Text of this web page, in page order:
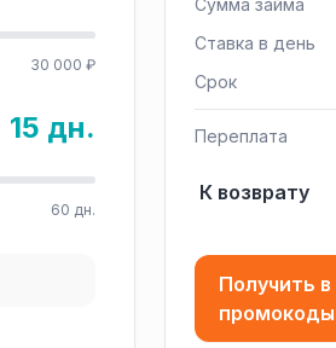
30 000 ₽
15 дн.
60 дн.
Сумма займа
Ставка в день
Срок
Переплата
К возврату
Получить
промокоды